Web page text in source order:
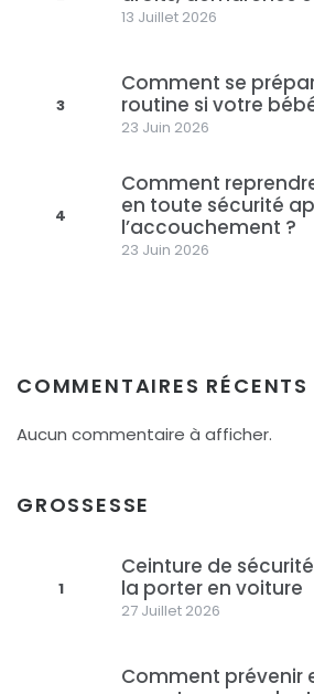
13 Juillet 2026
3
Comment se
routine si votre
23 Juin 2026
4
Comment
en toute sécurité
l’accouchement ?
23 Juin 2026
COMMENTAIRES RÉCENTS
Aucun commentaire à afficher.
GROSSESSE
1
Ceinture de
la porter en voiture
27 Juillet 2026
Comment prévenir